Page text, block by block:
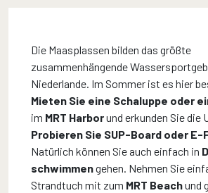
Die Maasplassen bilden das größte
zusammenhängende
Niederlande. Im Sommer ist es hier
Mieten Sie eine Schaluppe oder
im MRT Harborund erkunden Sie die
Probieren Sie SUP-Board oder E-
Natürlich können Sie auch einfach in
schwimmengehen. Nehmen Sie
Strandtuch mit zum MRT Beachund